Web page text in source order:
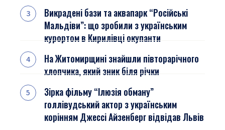
Викрадені бази та аквапарк “Російські
Мальдіви”: що зробили з українським
курортом в Кирилівці окупанти
На Житомирщині знайшли півторарічного
хлопчика, який зник біля річки
Зірка фільму “Ілюзія обману”
голлівудський актор з українським
корінням Джессі Айзенберг відвідав Львів